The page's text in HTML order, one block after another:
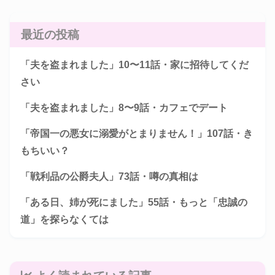
最近の投稿
「夫を盗まれました」10〜11話・家に招待してくだ
さい
「夫を盗まれました」8〜9話・カフェでデート
「帝国一の悪女に溺愛がとまりません！」107話・き
もちいい？
「戦利品の公爵夫人」73話・噂の真相は
「ある日、姉が死にました」55話・もっと「忠誠の
道」を探らなくては